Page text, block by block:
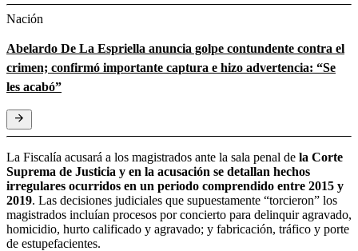
Nación
Abelardo De La Espriella anuncia golpe contundente contra el
crimen; confirmó importante captura e hizo advertencia: “Se
les acabó”
La Fiscalía acusará a los magistrados ante la sala penal de la Corte
Suprema de Justicia y en la acusación se detallan hechos
irregulares ocurridos en un periodo comprendido entre 2015 y
2019. Las decisiones judiciales que supuestamente “torcieron” los
magistrados incluían procesos por concierto para delinquir agravado,
homicidio, hurto calificado y agravado; y fabricación, tráfico y porte
de estupefacientes.